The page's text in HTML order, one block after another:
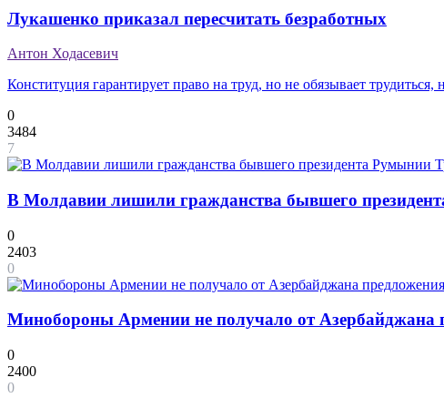
Лукашенко приказал пересчитать безработных
Антон Ходасевич
Конституция гарантирует право на труд, но не обязывает
0
3484
7
В Молдавии лишили гражданства бывшего
0
2403
0
Минобороны Армении не получало от Азербайджана
0
2400
0